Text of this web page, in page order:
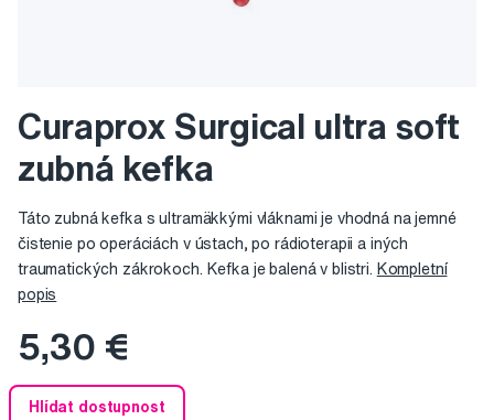
Curaprox Surgical ultra soft
zubná kefka
Táto zubná kefka s ultramäkkými vláknami je vhodná na jemné
čistenie po operáciách v ústach, po rádioterapii a iných
traumatických zákrokoch. Kefka je balená v blistri. Kompletní
popis
5,30 €
Hlídat dostupnost